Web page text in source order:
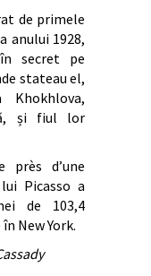
de primele
anului 1928,
secret pe
stateau el,
și fiul lor
près d’une
Picasso a
de 103,4
New York.